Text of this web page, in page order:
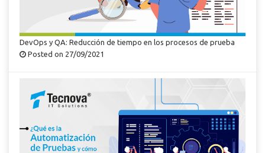
DevOps y QA: Reducción de tiempo en los procesos de prueba
Posted on 27/09/2021